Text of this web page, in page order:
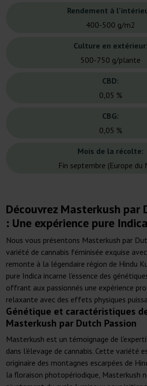
Rendement à
400-500 g/m2
Culture en extérieur:
500-750 g/plante
CBD:
0,05 %
CBG:
0,05 %
Mois de la récolte:
Fin septembre (Europe du
Découvrez Masterkush par
: Une expérience pure Indica
Nous vous présentons Masterkush par
variété de cannabis féminisée exquise
remonte à la légendaire région de Hindu
pure Indica incarne l'essence des
offrant aux passionnés une expérience
relaxante avec des effets physiques
Génétique et caractéristiques
Masterkush par Dutch Passion
Masterkush est un témoignage de
dans l'élevage de cannabis. Cette variété
originaire des montagnes escarpées de
la floraison photopériodique, Masterkush